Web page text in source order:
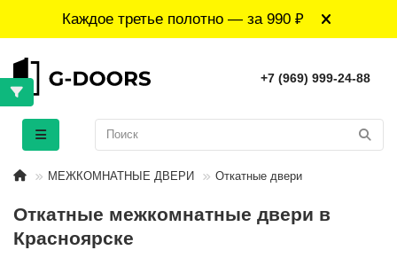
Каждое третье полотно — за 990 ₽
+7 (969) 999-24-88
МЕЖКОМНАТНЫЕ ДВЕРИ Откатные двери
Откатные межкомнатные двери в
Красноярске